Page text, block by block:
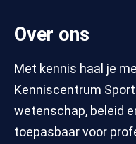
Over ons
Met kennis haal je
Kenniscentrum
wetenschap, beleid
toepasbaar voor